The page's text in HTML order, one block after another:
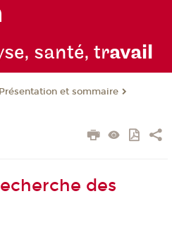
se, santé, travail
Présentation et sommaire
des